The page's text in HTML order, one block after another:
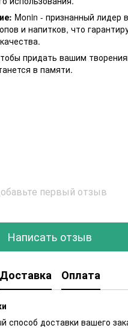
Monin - признанный лидер
и напитков, что
придать вашим
в памяти.
первый отзыв
Написать отзыв
Доставка Оплата
способ доставки вашего